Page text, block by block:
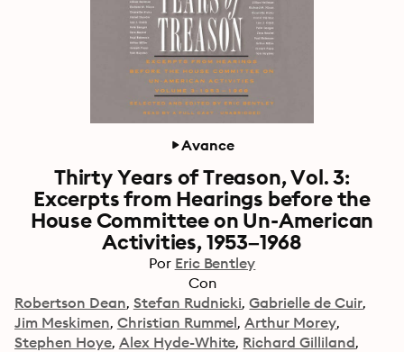
Avance
Thirty Years of Treason, Vol. 3:
Excerpts from Hearings before the
House Committee on Un-American
Activities, 1953–1968
Por Eric Bentley
Con
Robertson Dean Stefan Rudnicki Gabrielle de Cuir
Jim Meskimen Christian Rummel Arthur Morey
Stephen Hoye Alex Hyde-White Richard Gilliland